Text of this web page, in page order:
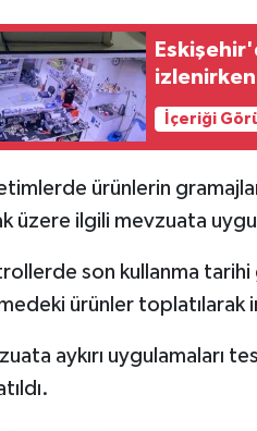
izlenirken
İçeriği
ürünlerin
üzere ilgili mevzuata
son kullanma
ürünler toplatılarak
aykırı uygulamaları